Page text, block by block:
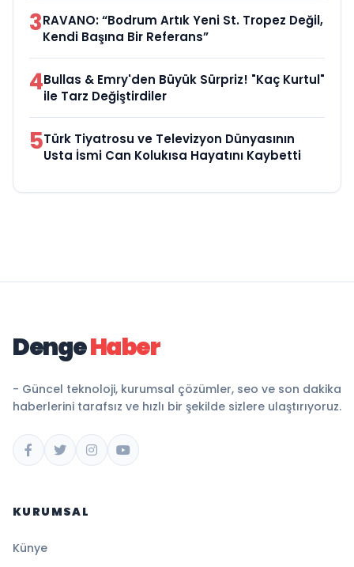
3RAVANO: “Bodrum Artık Yeni St. Tropez Değil,
Kendi Başına Bir Referans”
4Bullas & Emry'den Büyük Sürpriz! "Kaç Kurtul"
ile Tarz Değiştirdiler
5Türk Tiyatrosu ve Televizyon Dünyasının
Usta İsmi Can Kolukısa Hayatını Kaybetti
DengeHaber
- Güncel teknoloji, kurumsal çözümler, seo ve son dakika
haberlerini tarafsız ve hızlı bir şekilde sizlere ulaştırıyoruz.
KURUMSAL
Künye